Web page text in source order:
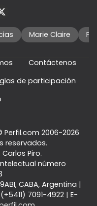
Marie Claire
Contáctenos
de participación
Perfil.com 2006-2026
reservados.
Piro.
número
, CABA, Argentina |
(+5411) 7091-4922| E-